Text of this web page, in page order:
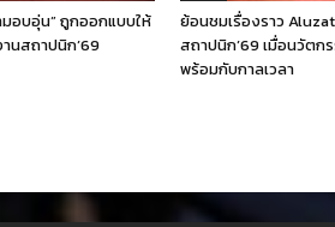
มอบอุ่น” ถูกออกแบบให้
นสถาปนิก’69
ย้อนชมเรื่องราว
สถาปนิก’69 เมื่อนวัตก
พร้อมกับกาลเวลา